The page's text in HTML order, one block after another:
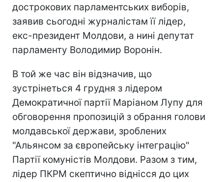
дострокових парламентських виборів,
заявив сьогодні журналістам її лідер,
екс-президент Молдови, а нині депутат
парламенту Володимир Воронін.
В той же час він відзначив, що
зустрінеться 4 грудня з лідером
Демократичної партії Маріаном Лупу для
обговорення пропозицій з обрання голови
молдавської держави, зроблених
"Альянсом за європейську інтеграцію"
Партії комуністів Молдови. Разом з тим,
лідер ПКРМ скептично віднісся до цих